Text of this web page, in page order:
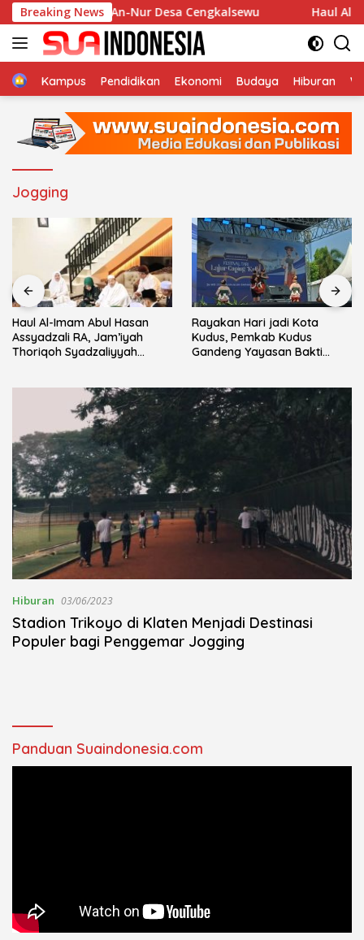
Langsung
ke
konten
Breaking News
Musholla An-Nur Desa Cengkalsewu Haul Al-
HomeKampus Pendidikan Ekonomi Budaya Hiburan
Jogging
Haul Al-Imam Abul Hasan
Assyadzali RA, Jam’iyah
Thoriqoh Syadzaliyyah
Rayakan Hari jadi Kota
Kudus, Pemkab Kudus
Gandeng Yayasan Bakti
Hiburan 03/06/2023
Stadion Trikoyo di Klaten Menjadi Destinasi
Populer bagi Penggemar Jogging
Panduan Suaindonesia.com